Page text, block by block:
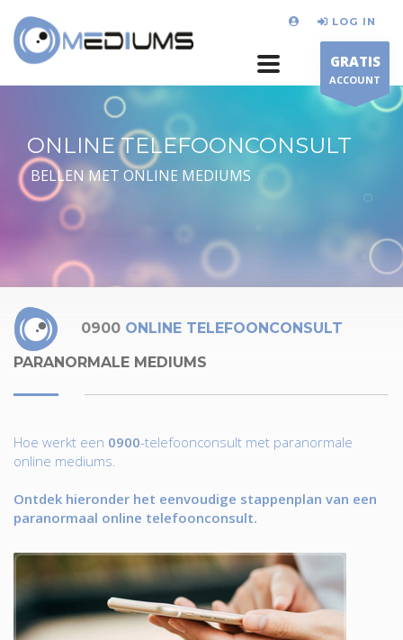
LOG IN
GRATIS
ACCOUNT
ONLINE TELEFOONCONSULT
BELLEN MET ONLINE MEDIUMS
0900 ONLINE TELEFOONCONSULT
PARANORMALE MEDIUMS
Hoe werkt een 0900-telefoonconsult met paranormale
online mediums.
Ontdek hieronder het eenvoudige stappenplan van een
paranormaal online telefoonconsult.